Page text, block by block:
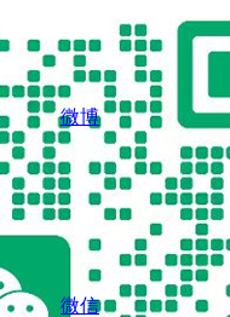
微博
微信